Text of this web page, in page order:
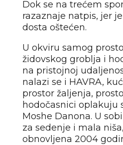
Dok se na trećem
razaznaje natpis, jer
dosta oštećen.
U okviru samog
židovskog groblja i
na pristojnoj
nalazi se i HAVRA,
prostor žaljenja,
hodočasnici oplakuju
Moshe Danona. U
za sedenje i mala
obnovljena 2004